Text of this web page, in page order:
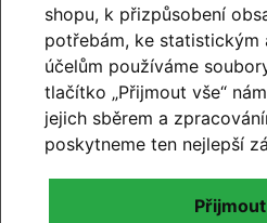
shopu, k přizpůsobení
potřebám, ke statistickým
účelům používáme
tlačítko „Přijmout vše“
jejich sběrem a
poskytneme ten nejlepší